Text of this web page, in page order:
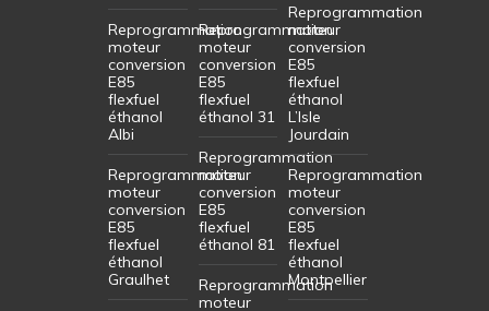
Reprogrammation
moteur
conversion
E85
flexfuel
éthanol
Albi
Reprogrammation
moteur
conversion
E85
flexfuel
éthanol
Graulhet
Reprogrammation
moteur
conversion
E85
flexfuel
éthanol 31
Reprogrammation
moteur
conversion
E85
flexfuel
éthanol 81
Reprogrammation
moteur
Reprogrammation
moteur
conversion
E85
flexfuel
éthanol
L’Isle
Jourdain
Reprogrammation
moteur
conversion
E85
flexfuel
éthanol
Montpellier